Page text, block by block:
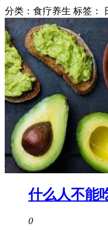
分类：食疗养生 标签：
什么人不能
0